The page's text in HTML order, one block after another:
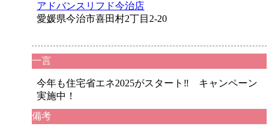
アドバンスリフド今治店
愛媛県今治市喜田村2丁目2-20
一言
今年も住宅省エネ2025がスタート‼ キャンペーン
実施中！
備考